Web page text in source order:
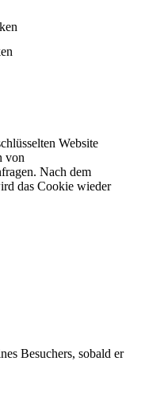
Website
von
Nach dem
das Cookie wieder
Besuchers, sobald er